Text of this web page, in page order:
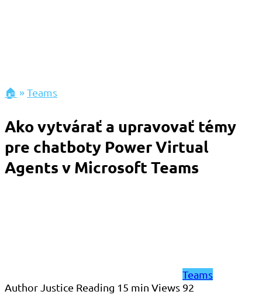
🏠 »Teams
Ako vytvárať a upravovať témy
pre chatboty Power Virtual
Agents v Microsoft Teams
Teams
Author Justice Reading 15 min Views 92